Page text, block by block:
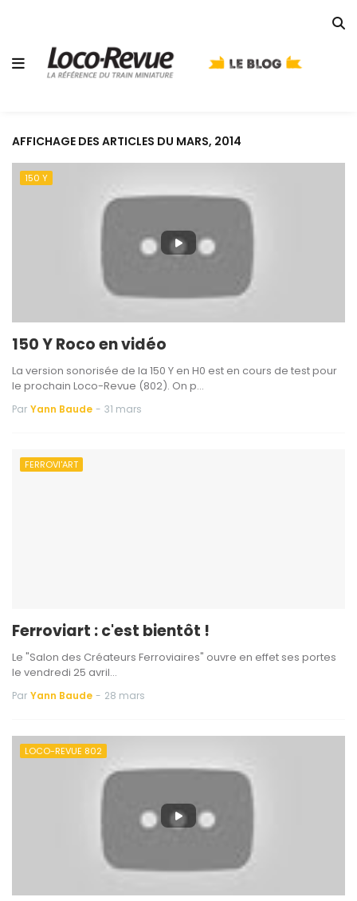
AFFICHAGE DES ARTICLES DU MARS, 2014
150 Y
150 Y Roco en vidéo
La version sonorisée de la 150 Y en H0 est en cours de test pour
le prochain Loco-Revue (802). On p…
Par Yann Baude - 31 mars
FERROVI'ART
Ferroviart : c'est bientôt !
Le "Salon des Créateurs Ferroviaires" ouvre en effet ses portes
le vendredi 25 avril…
Par Yann Baude - 28 mars
LOCO-REVUE 802